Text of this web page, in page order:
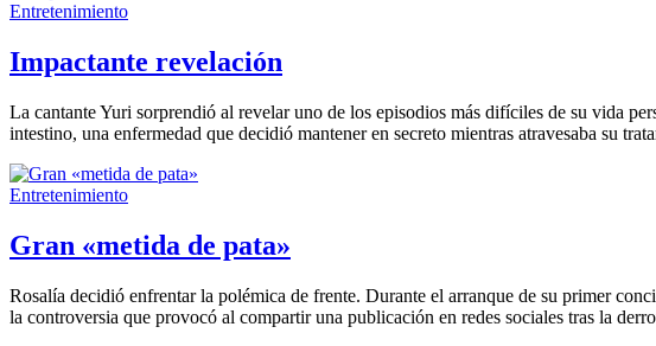
Entretenimiento
Impactante revelación
La cantante Yuri sorprendió al revelar uno de los episodios más difíciles de su vida
intestino, una enfermedad que decidió mantener en secreto mientras atravesaba su
Entretenimiento
Gran «metida de pata»
Rosalía decidió enfrentar la polémica de frente. Durante el arranque de su primer
la controversia que provocó al compartir una publicación en redes sociales tras la